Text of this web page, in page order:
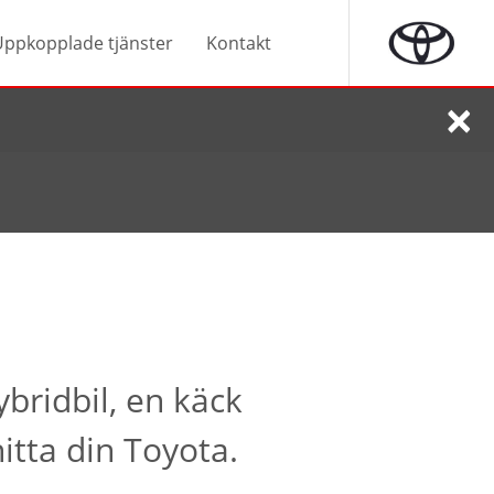
tjänster Kontakt
×
en käck
din Toyota.